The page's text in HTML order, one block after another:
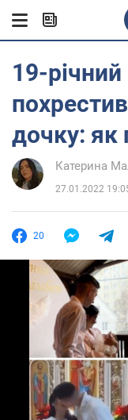
19-
дочку: як
Катерина
27.01.2022
20